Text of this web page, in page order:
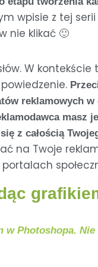
wpisie z tej
nie klikać 🙂
W
reklamowych
masz
z całością
na Twoje
Photoshopa. Nie